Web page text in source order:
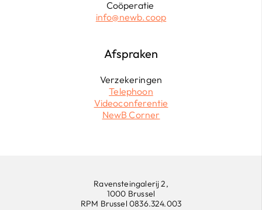
Coöperatie
info@newb.coop
Afspraken
Verzekeringen
Telephoon
Videoconferentie
NewB Corner
Ravensteingalerij 2,
1000 Brussel
RPM Brussel 0836.324.003